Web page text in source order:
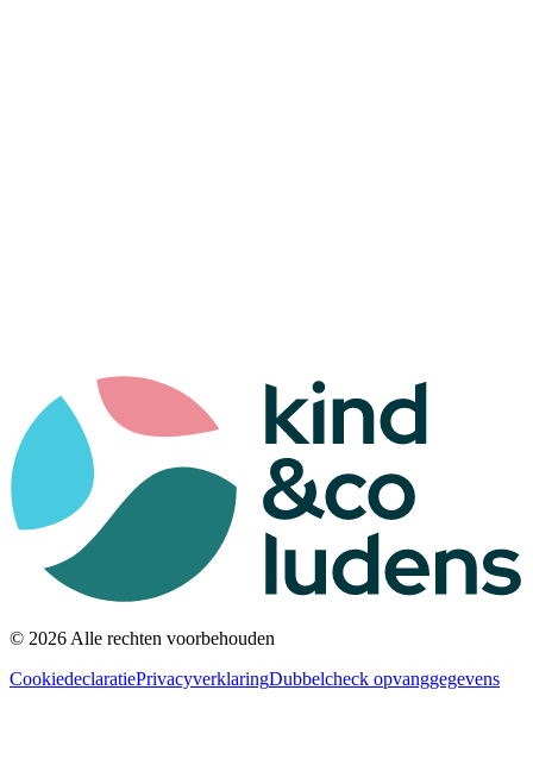
© 2026 Alle rechten voorbehouden
CookiedeclaratiePrivacyverklaringDubbelcheck opvanggegevens